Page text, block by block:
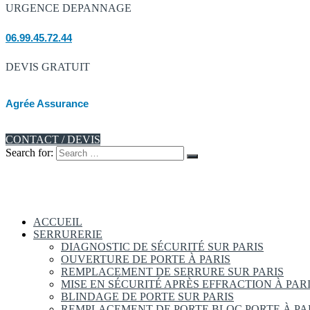
URGENCE DEPANNAGE
06.99.45.72.44
DEVIS GRATUIT
Agrée Assurance
CONTACT / DEVIS
Search for:
ACCUEIL
SERRURERIE
DIAGNOSTIC DE SÉCURITÉ SUR PARIS
OUVERTURE DE PORTE À PARIS
REMPLACEMENT DE SERRURE SUR PARIS
MISE EN SÉCURITÉ APRÈS EFFRACTION À
BLINDAGE DE PORTE SUR PARIS